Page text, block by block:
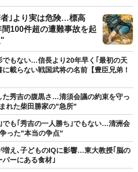
｣より実は危険…標高
100件超の遭難事故を起
でもない…信長より20年早く｢最初の天
載らない戦国武将の名前【豊臣兄弟！
た秀吉の腹黒さ…清須会議の約束を守っ
れた柴田勝家の"急所"
でも｢秀吉の一人勝ち｣でもない…清洲会
った"本当の争点"
増え､子どものIQに影響…東大教授｢脳の
ーにある食材｣